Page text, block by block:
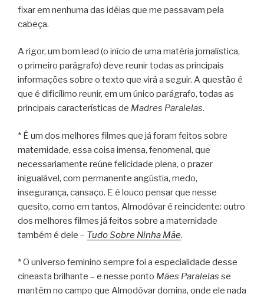
fixar em nenhuma das idéias que me passavam pela
cabeça.
A rigor, um bom lead (o início de uma matéria jornalística,
o primeiro parágrafo) deve reunir todas as principais
informações sobre o texto que virá a seguir. A questão é
que é dificílimo reunir, em um único parágrafo, todas as
principais características de Madres Paralelas.
* É um dos melhores filmes que já foram feitos sobre
maternidade, essa coisa imensa, fenomenal, que
necessariamente reúne felicidade plena, o prazer
inigualável, com permanente angústia, medo,
insegurança, cansaço. E é louco pensar que nesse
quesito, como em tantos, Almodóvar é reincidente: outro
dos melhores filmes já feitos sobre a maternidade
também é dele – Tudo Sobre Ninha Mãe.
* O universo feminino sempre foi a especialidade desse
cineasta brilhante – e nesse ponto Mães Paralelas se
mantém no campo que Almodóvar domina, onde ele nada